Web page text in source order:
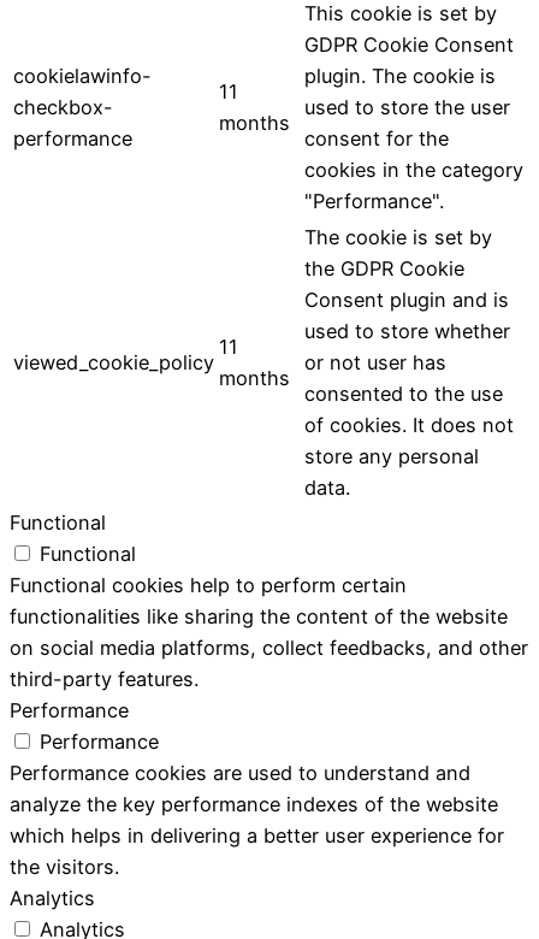
cookielawinfo-
checkbox-
performance
11
months
This cookie is set by
GDPR Cookie Consent
plugin. The cookie is
used to store the user
consent for the
cookies in the category
"Performance".
viewed_cookie_policy
11
months
The cookie is set by
the GDPR Cookie
Consent plugin and is
used to store whether
or not user has
consented to the use
of cookies. It does not
store any personal
data.
Functional
Functional
Functional cookies help to perform certain
functionalities like sharing the content of the website
on social media platforms, collect feedbacks, and other
third-party features.
Performance
Performance
Performance cookies are used to understand and
analyze the key performance indexes of the website
which helps in delivering a better user experience for
the visitors.
Analytics
Analytics